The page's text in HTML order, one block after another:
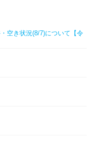
空き状況(8/7)について【令